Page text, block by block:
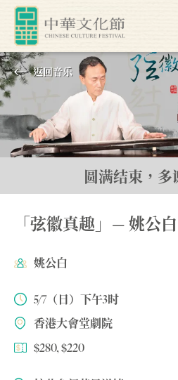
返回⾳乐
「弦徽真趣」— 姚公
姚公白
5/7（日）下午3时
香港大會堂劇院
$280, $220
圆满结束，多